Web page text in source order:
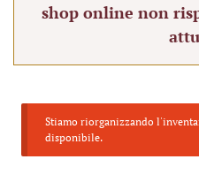
shop online non
Stiamo riorganizzando
disponibile.